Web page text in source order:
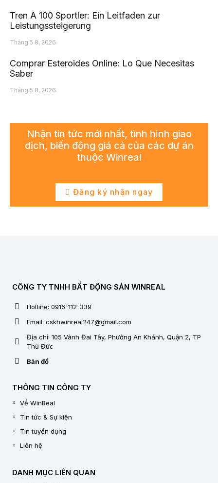
Tren A 100 Sportler: Ein Leitfaden zur
Leistungssteigerung
Tháng 5 8, 2026
Comprar Esteroides Online: Lo Que Necesitas
Saber
Tháng 5 8, 2026
Nhận tin tức mới nhất, tình hình giao
dịch, biến động giá cả của các dự án
thuộc Winreal
Đăng ký nhận ngay
CÔNG TY TNHH BẤT ĐỘNG SẢN WINREAL
Hotline: 0916-112-339
Email: cskhwinreal247@gmail.com
Địa chỉ: 105 Vành Đai Tây, Phường An Khánh, Quận 2, TP
Thủ Đức
Bản đồ
THÔNG TIN CÔNG TY
Về WinReal
Tin tức & Sự kiện
Tin tuyển dụng
Liên hệ
DANH MỤC LIÊN QUAN